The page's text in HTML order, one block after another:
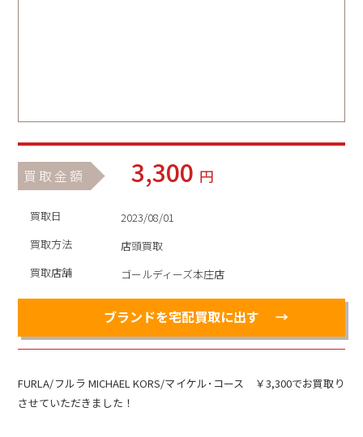
買取金額 3,300 円
買取日
2023/08/01
買取方法
店頭買取
買取店舗
ゴールディーズ本庄店
ブランドを宅配買取に出す
FURLA/フルラ MICHAEL KORS/マイケル･コース ￥3,300でお買取り
させていただきました！